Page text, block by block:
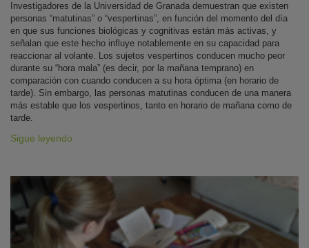
Investigadores de la Universidad de Granada demuestran que existen
personas “matutinas” o “vespertinas”, en función del momento del día
en que sus funciones biológicas y cognitivas están más activas, y
señalan que este hecho influye notablemente en su capacidad para
reaccionar al volante. Los sujetos vespertinos conducen mucho peor
durante su “hora mala” (es decir, por la mañana temprano) en
comparación con cuando conducen a su hora óptima (en horario de
tarde). Sin embargo, las personas matutinas conducen de una manera
más estable que los vespertinos, tanto en horario de mañana como de
tarde.
Sigue leyendo